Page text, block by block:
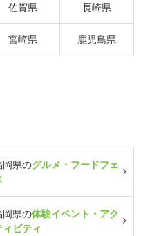
佐賀県 長崎県
宮崎県 鹿児島県
岡県のグルメ・フードフェ
岡県の体験イベント・アク
ィビティ